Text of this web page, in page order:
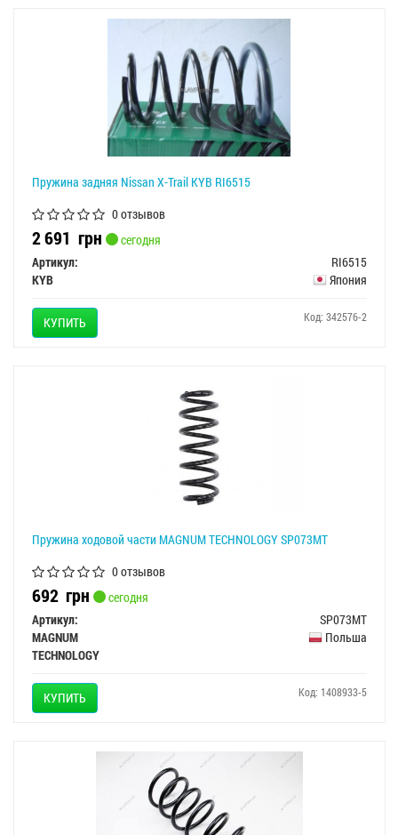
Пружина задняя Nissan X-Trail KYB RI6515
0 отзывов
2 691 грн
сегодня
Артикул:
RI6515
KYB
Япония
КУПИТЬ Код: 342576-2
Пружина ходовой части MAGNUM TECHNOLOGY SP073MT
0 отзывов
692 грн
сегодня
Артикул:
SP073MT
MAGNUM
TECHNOLOGY
Польша
КУПИТЬ Код: 1408933-5